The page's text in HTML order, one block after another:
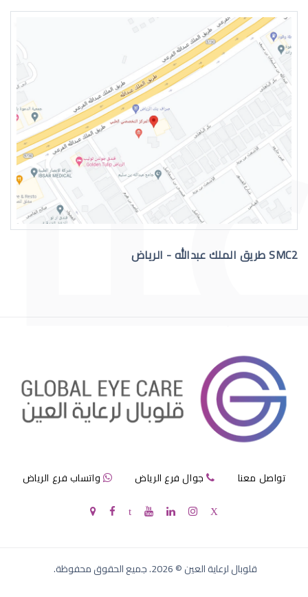
الماء الابيض بالعين
الماء الابيض بالعين اسبابه
الماء الابيض العين
SMC2 طريق الملك عبدالله - الرياض
تواصل معنا جوال فرع الرياض واتساب فرع الرياض
قلوبال لرعاية العين©
2026. جميع الحقوق محفوظة.